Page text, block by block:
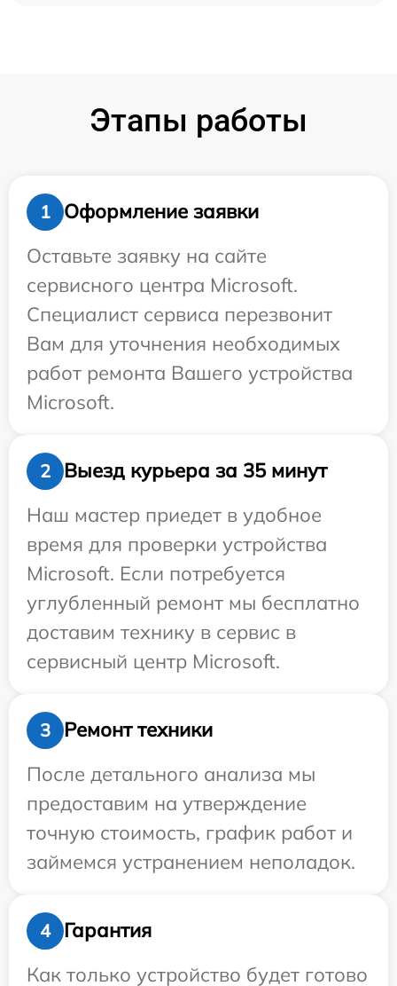
Этапы работы
1
Оформление заявки
Оставьте заявку на сайте
сервисного центра Microsoft.
Специалист сервиса перезвонит
Вам для уточнения необходимых
работ ремонта Вашего устройства
Microsoft.
2
Выезд курьера за 35 минут
Наш мастер приедет в удобное
время для проверки устройства
Microsoft. Если потребуется
углубленный ремонт мы бесплатно
доставим технику в сервис в
сервисный центр Microsoft.
3
Ремонт техники
После детального анализа мы
предоставим на утверждение
точную стоимость, график работ и
займемся устранением неполадок.
4
Гарантия
Как только устройство будет готово